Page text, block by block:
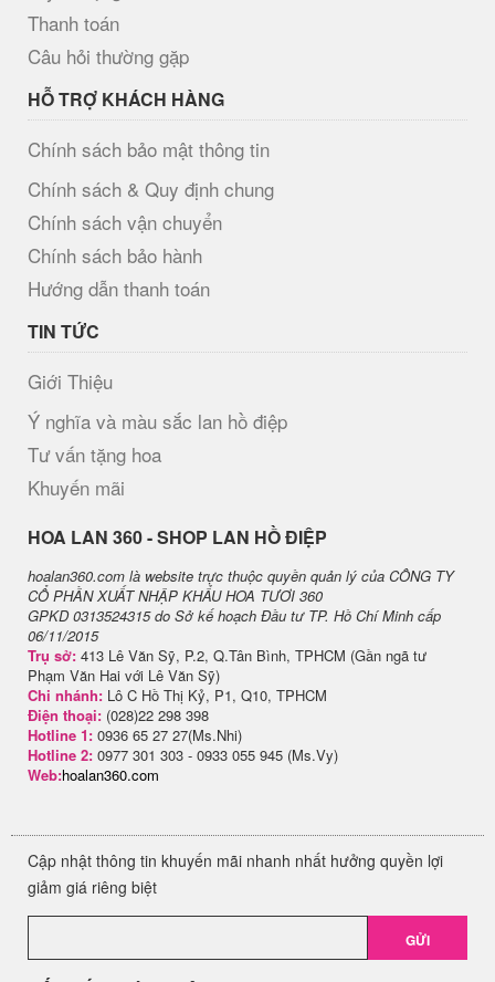
Thanh toán
Câu hỏi thường gặp
HỖ TRỢ KHÁCH HÀNG
Chính sách bảo mật thông tin
Chính sách & Quy định chung
Chính sách vận chuyển
Chính sách bảo hành
Hướng dẫn thanh toán
TIN TỨC
Giới Thiệu
Ý nghĩa và màu sắc lan hồ điệp
Tư vấn tặng hoa
Khuyến mãi
H​OA LAN 360 - SHOP LAN HỒ ĐIỆP
hoalan360.com là website trực thuộc quyền quản lý của CÔNG TY
CỔ PHẦN XUẤT NHẬP KHẨU HOA TƯƠI 360
GPKD 0313524315 do Sở kế hoạch Đầu tư TP. Hồ Chí Minh cấp
06/11/2015
Trụ sở: 413 Lê Văn Sỹ, P.2, Q.Tân Bình, TPHCM (Gần ngã tư
Phạm Văn Hai với Lê Văn Sỹ)
Chi nhánh: Lô C Hồ Thị Kỷ, P1, Q10, TPHCM
Điện thoại: (028)22 298 398
Hotline 1: 0936 65 27 27(Ms.Nhi)
Hotline 2: 0977 301 303 - 0933 055 945 (Ms.Vy)
Web:hoalan360.com
Cập nhật thông tin khuyến mãi nhanh nhất hưởng quyền lợi
giảm giá riêng biệt
GỬI